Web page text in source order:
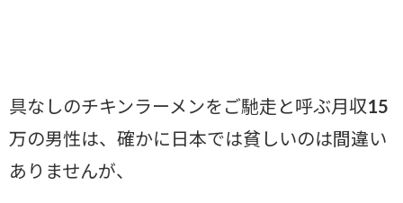
具なしのチキンラーメンをご馳走と呼ぶ月収15
万の男性は、確かに日本では貧しいのは間違い
ありませんが、